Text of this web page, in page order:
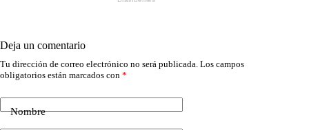
Deja un comentario
Tu dirección de correo electrónico no será publicada. Los campos
obligatorios están marcados con *
Nombre